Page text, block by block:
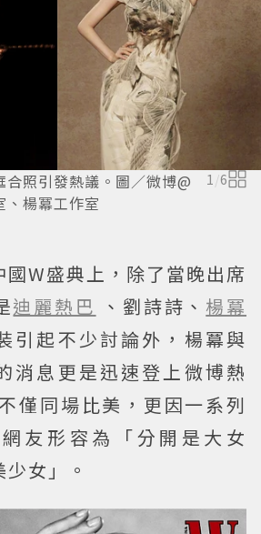
照引發熱議。圖／微博@
、楊冪工作室
1/6
國W盛典上，除了當晚出席
迪麗熱巴 、劉詩詩、 楊冪
引起不少討論外，楊冪與
消息更是迅速登上微博熱
僅同場比美，更因一系列
友形容為「分開是大女
女」。